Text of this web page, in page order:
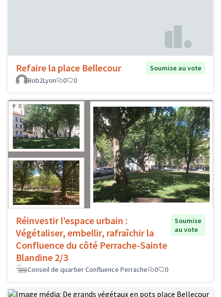
Refaire la place Bellecour
Soumise au vote
Bob2Lyon
0 0
Réinvestir l’espace urbain :
Végétaliser, embellir, rafraîchir la
Confluence du côté Perrache-Sainte
Blandine 2/3
Soumise
au vote
Conseil de quartier Confluence Perrache 0 0